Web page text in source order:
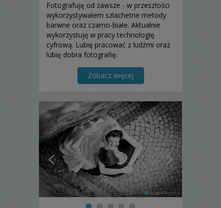
Fotografuję od zawsze - w przeszłości
wykorzystywałem szlachetne metody
barwne oraz czarno-białe. Aktualnie
wykorzystuję w pracy technologię
cyfrową. Lubię pracować z ludźmi oraz
lubię dobra fotografię.
Zobacz więcej